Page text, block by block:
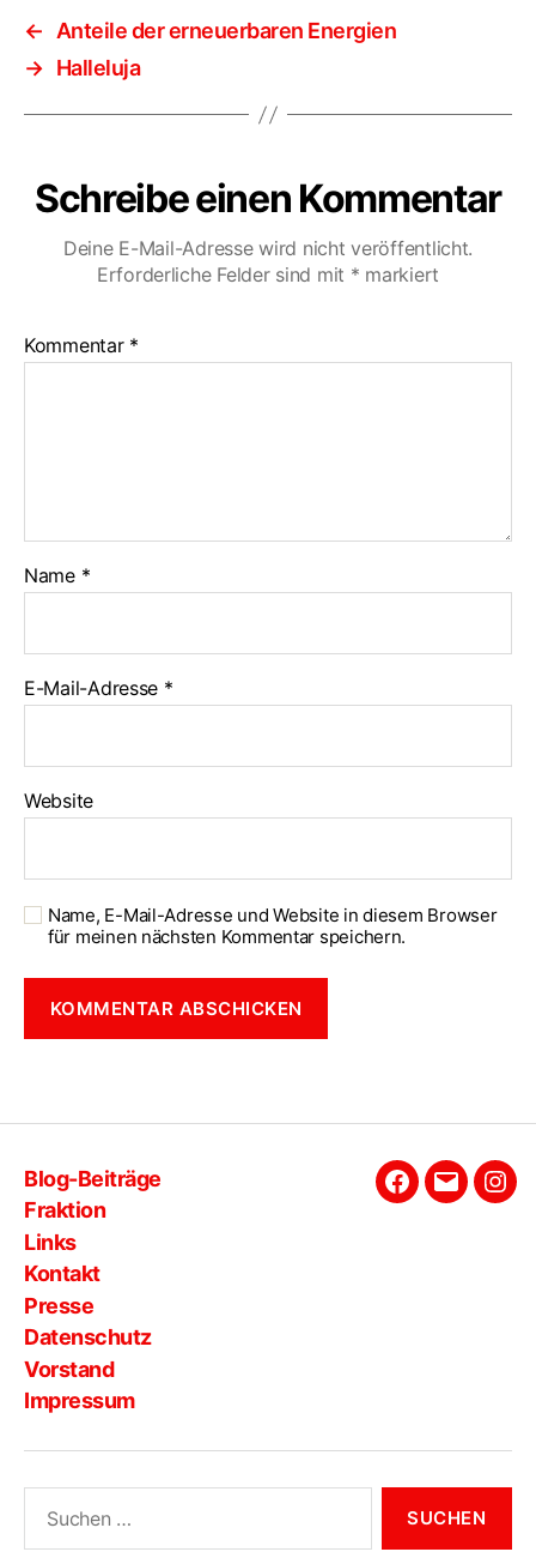
←
Anteile der erneuerbaren Energien
→ Halleluja
Schreibe einen Kommentar
Deine E-Mail-Adresse wird nicht veröffentlicht.
Erforderliche Felder sind mit * markiert
Kommentar *
Name *
E-Mail-Adresse *
Website
Name, E-Mail-Adresse und Website in diesem Browser
für meinen nächsten Kommentar speichern.
Blog-Beiträge
Fraktion
Links
Kontakt
Presse
Datenschutz
Vorstand
Impressum
Facebook
E-
nach: